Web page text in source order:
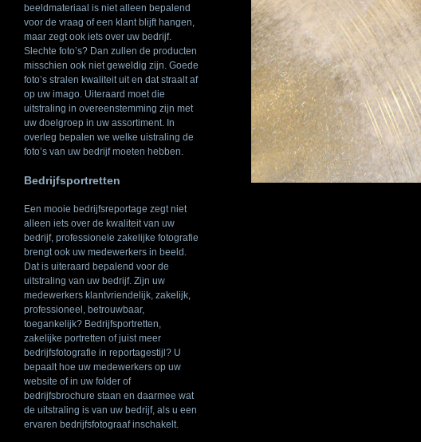
beeldmateriaal is niet alleen bepalend
voor de vraag of een klant blijft hangen,
maar zegt ook iets over uw bedrijf.
Slechte foto’s? Dan zullen de producten
misschien ook niet geweldig zijn. Goede
foto’s stralen kwaliteit uit en dat straalt af
op uw imago. Uiteraard moet die
uitstraling in overeenstemming zijn met
uw doelgroep in uw assortiment. In
overleg bepalen we welke uistraling de
foto’s van uw bedrijf moeten hebben.
Bedrijfsportretten
Een mooie bedrijfsreportage zegt niet
alleen iets over de kwaliteit van uw
bedrijf, professionele zakelijke fotografie
brengt ook uw medewerkers in beeld.
Dat is uiteraard bepalend voor de
uitstraling van uw bedrijf. Zijn uw
medewerkers klantvriendelijk, zakelijk,
professioneel, betrouwbaar,
toegankelijk? Bedrijfsportretten,
zakelijke portretten of juist meer
bedrijfsfotografie in reportagestijl? U
bepaalt hoe uw medewerkers op uw
website of in uw folder of
bedrijfsbrochure staan en daarmee wat
de uitstraling is van uw bedrijf, als u een
ervaren bedrijfsfotograaf inschakelt.